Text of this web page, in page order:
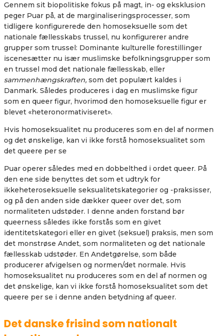
Gennem sit biopolitiske fokus på magt, in- og eksklusion
peger Puar på, at de marginaliseringsprocesser, som
tidligere konfigurerede den homoseksuelle som det
nationale fællesskabs trussel, nu konfigurerer andre
grupper som trussel: Dominante kulturelle forestillinger
iscenesætter nu især muslimske befolkningsgrupper som
en trussel mod det nationale fællesskab, eller
sammenhængskraften, som det populært kaldes i
Danmark. Således produceres i dag en muslimske figur
som en queer figur, hvorimod den homoseksuelle figur er
blevet «heteronormativiseret».
Hvis homoseksualitet nu produceres som en del af normen
og det ønskelige, kan vi ikke forstå homoseksualitet som
det queere per se
Puar operer således med en dobbelthed i ordet queer. På
den ene side benyttes det som et udtryk for
ikkeheteroseksuelle seksualitetskategorier og -praksisser,
og på den anden side dækker queer over det, som
normaliteten udstøder. I denne anden forstand bør
queerness således ikke forstås som en givet
identitetskategori eller en givet (seksuel) praksis, men som
det monstrøse Andet, som normaliteten og det nationale
fællesskab udstøder. En Andetgørelse, som både
producerer afvigelsen og normen/det normale. Hvis
homoseksualitet nu produceres som en del af normen og
det ønskelige, kan vi ikke forstå homoseksualitet som det
queere per se i denne anden betydning af queer.
Det danske frisind som nationalt